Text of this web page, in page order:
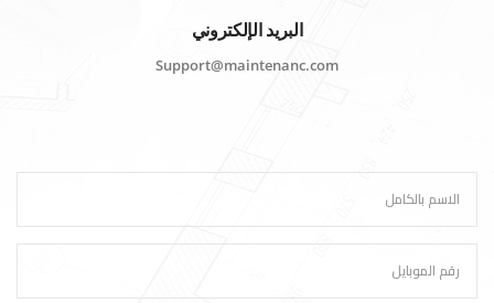
البريد الإلكتروني
Support@maintenanc.com